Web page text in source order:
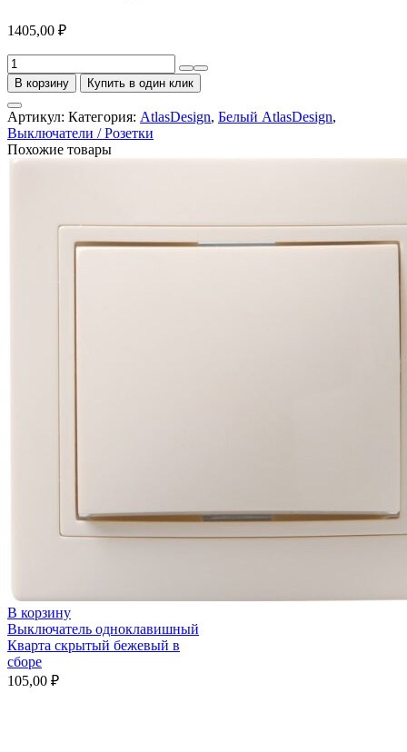
1405,00 ₽
Количество
товара
Механизм
Аудиорозетка
двухместная
белый
AtlasDesign
В корзину Купить в один клик
Артикул: Категория: AtlasDesign, Белый AtlasDesign,
Выключатели / Розетки
Похожие товары
В корзину
Выключатель одноклавишный
Кварта скрытый бежевый в
сборе
105,00 ₽